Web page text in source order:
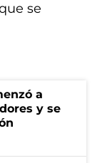
se
a
y se